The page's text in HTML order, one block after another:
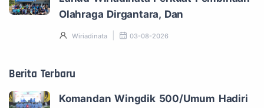
Olahraga Dirgantara, Dan
Wiriadinata 03-08-2026
Berita Terbaru
Komandan Wingdik 500/Umum Hadiri